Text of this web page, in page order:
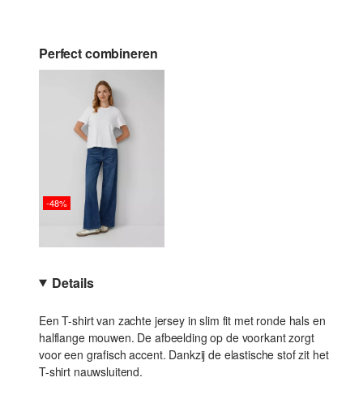
Perfect combineren
-48%
Details
Een T-shirt van zachte jersey in slim fit met ronde hals en
halflange mouwen. De afbeelding op de voorkant zorgt
voor een grafisch accent. Dankzij de elastische stof zit het
T-shirt nauwsluitend.